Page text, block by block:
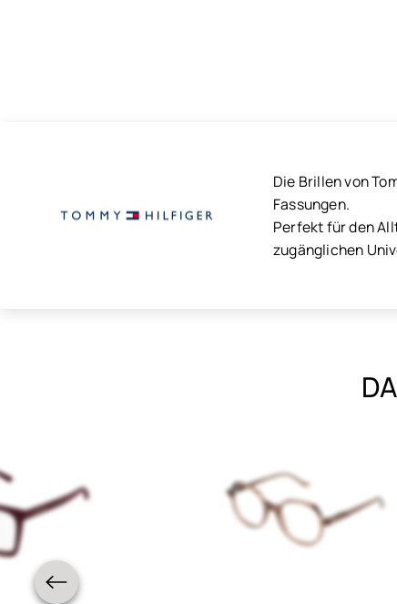
Die Brillen von
Fassungen.
Perfekt für den
zugänglichen